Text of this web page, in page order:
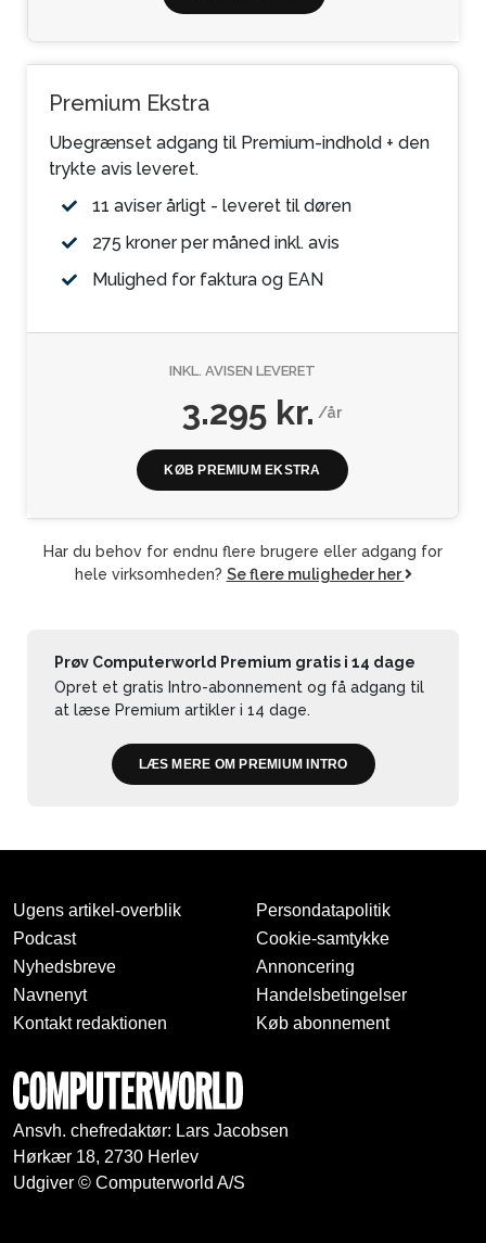
Premium Ekstra
Ubegrænset adgang til Premium-indhold + den
trykte avis leveret.
11 aviser årligt - leveret til døren
275 kroner per måned inkl. avis
Mulighed for faktura og EAN
INKL. AVISEN LEVERET
3.295 kr./år
KØB PREMIUM EKSTRA
Har du behov for endnu flere brugere eller adgang for
hele virksomheden? Se flere muligheder her
Prøv Computerworld Premium gratis i 14 dage
Opret et gratis Intro-abonnement og få adgang til
at læse Premium artikler i 14 dage.
LÆS MERE OM PREMIUM INTRO
Ugens artikel-overblik
Podcast
Nyhedsbreve
Navnenyt
Kontakt redaktionen
Persondatapolitik
Cookie-samtykke
Annoncering
Handelsbetingelser
Køb abonnement
Ansvh. chefredaktør: Lars Jacobsen
Hørkær 18, 2730 Herlev
Udgiver © Computerworld A/S